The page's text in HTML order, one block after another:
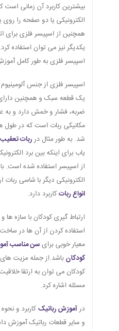
بیشترین کاربرد آن زمانی است
الکترونیکی یا دو صفحه را روی
همچنین از اسپیسر فلزی برای
یکدیگر نیز می توان استفاده
اسپیسر فلزی به طور کامل
اسپیسر فلزی از جنس
یک قطعه سبک و همچنین دارای
ضربه، فشار و خمش دارد و به
مکانیکی ربات است که در طول
شد. به طور مثال درربات
یاب برای اینکه بین برد
از اسپیسر استفاده شده است. با
الکترونیکی دیگر با شاسی
انواع رباتکاربرد دارد.
ارتباط گیری کودکان با سازه
استفاده کردن از آن ها در
معیار خوبی برایسن مناسب
کودکان باشد.از جمله مزیت
کودکان می توان به ارتقا
مسئله اشاره کرد.
درآموزش رباتیک کاربرد و
و سایر قطعات رباتیک آموزش